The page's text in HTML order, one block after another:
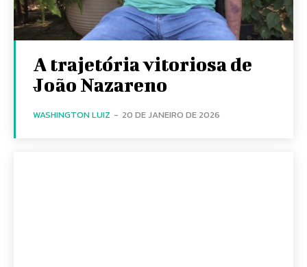
A trajetória vitoriosa de
João Nazareno
WASHINGTON LUIZ - 20 DE JANEIRO DE 2026